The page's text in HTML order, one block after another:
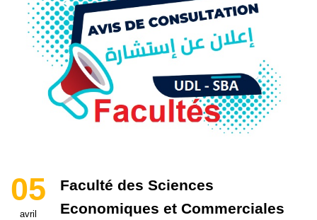
05
avril
Faculté des Sciences
Economiques et Commerciales